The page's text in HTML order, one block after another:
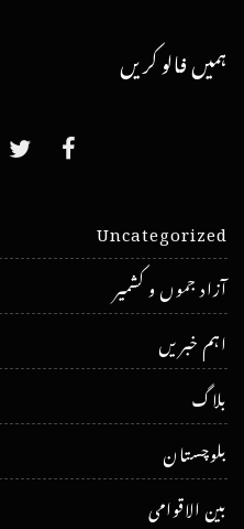
ہمیں فالو کریں
Uncategorized
آزاد جموں و کشمیر
اہم خبریں
بلاگ
بلوچستان
بین الاقوامی